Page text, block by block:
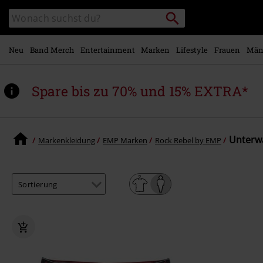
Hauptinhalt
springen
Katalog
durchsuchen
Packstation
suchen
Neu Band Merch Entertainment Marken Lifestyle Frauen
Spare bis zu 70% und 15% EXTRA*
Markenkleidung EMP Marken Rock Rebel by EMP